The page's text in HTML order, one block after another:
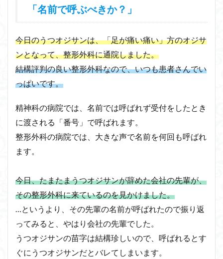
「名前で呼ぶべきか？」
今日のうつオジサンは、「足が痛い痛い」方のオジサ
ンとなって、整形外科に通院しました。
結構評判の良い整形外科なので、いつも患者さんでい
っぱいです。
精神科の病院では、名前では呼ばれず受付をしたとき
に渡される「番号」で呼ばれます。
整形外科の病院では、大きな声で名前を何回も呼ばれ
ます。
今日、たまたまうつオジサンが辞めた会社の先輩が、
その整形外科に来ているのを見かけました。
…というより、その先輩の名前が呼ばれたので振り返
ってみると、やはり会社の先輩でした。
うつオジサンの苗字は結構珍しいので、呼ばれるとす
ぐにうつオジサンだとバレてしまいます。